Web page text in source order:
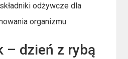
odżywcze dla
organizmu.
– dzień z rybą